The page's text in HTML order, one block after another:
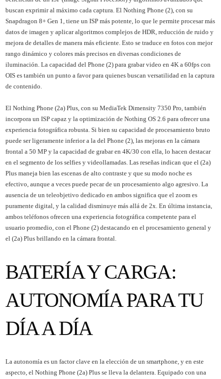
buscan exprimir al máximo cada captura. El Nothing Phone (2), con su
Snapdragon 8+ Gen 1, tiene un ISP más potente, lo que le permite procesar más
datos de imagen y aplicar algoritmos complejos de HDR, reducción de ruido y
mejora de detalles de manera más eficiente. Esto se traduce en fotos con mejor
rango dinámico y colores más precisos en diversas condiciones de
iluminación. La capacidad del Phone (2) para grabar video en 4K a 60fps con
OIS es también un punto a favor para quienes buscan versatilidad en la captura
de contenido.
El Nothing Phone (2a) Plus, con su MediaTek Dimensity 7350 Pro, también
incorpora un ISP capaz y la optimización de Nothing OS 2.6 para ofrecer una
experiencia fotográfica robusta. Si bien su capacidad de procesamiento bruto
puede ser ligeramente inferior a la del Phone (2), las mejoras en la cámara
frontal a 50 MP y la capacidad de grabar en 4K/30 con ella, lo hacen destacar
en el segmento de los selfies y videollamadas. Las reseñas indican que el (2a)
Plus maneja bien las escenas de alto contraste y que su modo noche es
efectivo, aunque a veces puede pecar de un procesamiento algo agresivo. La
ausencia de un teleobjetivo dedicado en ambos significa que el zoom es
puramente digital, y la calidad disminuye más allá de 2x. En última instancia,
ambos teléfonos ofrecen una experiencia fotográfica competente para el
usuario promedio, con el Phone (2) destacando en el procesamiento general y
el (2a) Plus brillando en la cámara frontal.
BATERÍA Y CARGA:
AUTONOMÍA PARA TU
DÍA A DÍA
La autonomía es un factor clave en la elección de un smartphone, y en este
aspecto, el Nothing Phone (2a) Plus se lleva la delantera. Equipado con una